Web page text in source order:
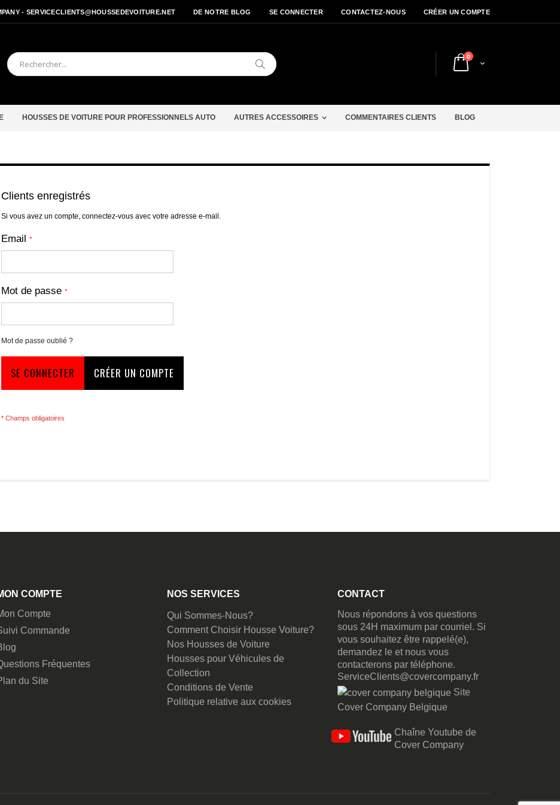
- SERVICECLIENTS@HOUSSEDEVOITURE.NET DE NOTRE BLOG SE CONNECTER CONTACTEZ-NOUS CRÉER UN COMPTE
Cart
0articles
Chercher
HOUSSES DE VOITURE POUR PROFESSIONNELS AUTO AUTRES ACCESSOIRES COMMENTAIRES CLIENTS BLOG
Clients enregistrés
Si vous avez un compte, connectez-vous avec votre adresse e-mail.
Email
Mot de passe
Mot de passe oublié ?
SE CONNECTER CRÉER UN COMPTE
COMPTE
Compte
Commande
Fréquentes
du Site
NOS SERVICES
Qui Sommes-Nous?
Comment Choisir Housse Voiture?
Nos Housses de Voiture
Housses pour Véhicules de
Collection
Conditions de Vente
Politique relative aux cookies
CONTACT
Nous répondons à vos questions
sous 24H maximum par courriel. Si
vous souhaitez être rappelé(e),
demandez le et nous vous
contacterons par téléphone.
ServiceClients@covercompany.fr
Site
Cover Company Belgique
Chaîne Youtube de
Cover Company